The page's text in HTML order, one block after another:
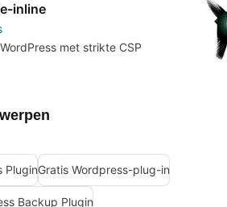
inline
met strikte CSP
PluginGratis Wordpress-plug-in
Backup Plugin